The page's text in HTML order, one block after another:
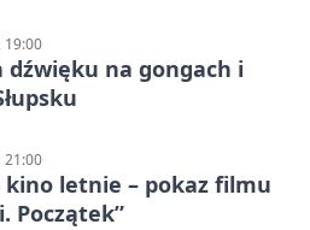
19:00
dźwięku na gongach i
21:00
kino letnie – pokaz filmu
Początek”